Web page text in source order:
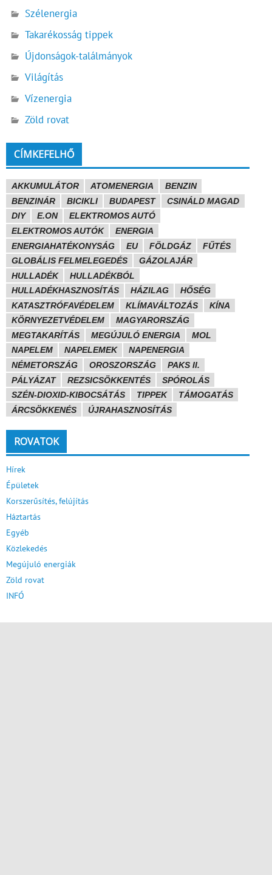
Szélenergia
Takarékosság tippek
Újdonságok-találmányok
Világítás
Vízenergia
Zöld rovat
CÍMKEFELHŐ
AKKUMULÁTOR ATOMENERGIA
BENZIN
BENZINÁR
BICIKLI BUDAPEST
CSINÁLD MAGAD
DIY
E.ON
ELEKTROMOS AUTÓ
ELEKTROMOS AUTÓK
ENERGIA
ENERGIAHATÉKONYSÁG
EU FÖLDGÁZ
FŰTÉS
GLOBÁLIS FELMELEGEDÉS
GÁZOLAJÁR
HULLADÉK
HULLADÉKBÓL
HULLADÉKHASZNOSÍTÁS
HÁZILAG
HŐSÉG
KATASZTRÓFAVÉDELEM
KLÍMAVÁLTOZÁS
KÍNA
KÖRNYEZETVÉDELEM
MAGYARORSZÁG
MEGTAKARÍTÁS
MEGÚJULÓ ENERGIA
MOL
NAPELEM
NAPELEMEK
NAPENERGIA
NÉMETORSZÁG
OROSZORSZÁG
PAKS II.
PÁLYÁZAT
REZSICSÖKKENTÉS
SPÓROLÁS
SZÉN-DIOXID-KIBOCSÁTÁS
TIPPEK
TÁMOGATÁS
ÁRCSÖKKENÉS
ÚJRAHASZNOSÍTÁS
ROVATOK
Hírek
Épületek
Korszerűsítés, felújítás
Háztartás
Egyéb
Közlekedés
Megújuló energiák
Zöld rovat
INFÓ